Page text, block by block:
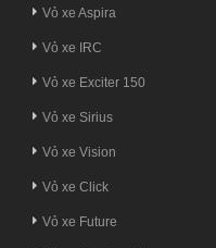
Vỏ xe Aspira
Vỏ xe IRC
Vỏ xe Exciter 150
Vỏ xe Sirius
Vỏ xe Vision
Vỏ xe Click
Vỏ xe Future